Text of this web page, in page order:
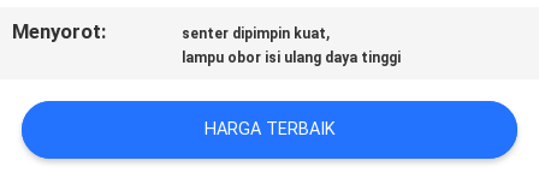
KASUS-
PETA
Menyorot: senter dipimpin kuat,
lampu obor isi ulang daya tinggi
HARGA TERBAIK